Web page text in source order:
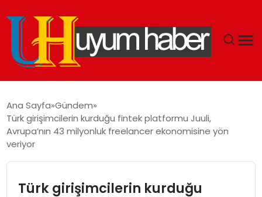
EKONOMI
DÜNYA
Ana Sayfa Gündem
Türk girişimcilerin kurduğu fintek platformu Juuli,
Avrupa’nın 43 milyonluk freelancer ekonomisine yön
veriyor
Türk girişimcilerin kurduğu